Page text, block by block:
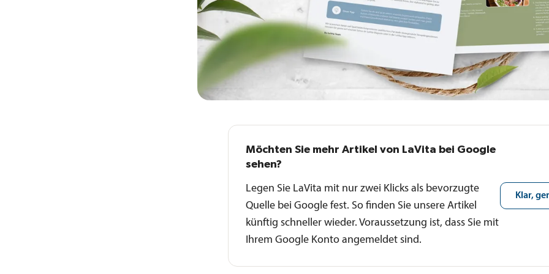
Möchten Sie mehr Artikel von LaVita bei Google
sehen?
Legen Sie LaVita mit nur zwei Klicks als bevorzugte
Quelle bei Google fest. So finden Sie unsere Artikel
künftig schneller wieder. Voraussetzung ist, dass Sie mit
Ihrem Google Konto angemeldet sind.
Klar,